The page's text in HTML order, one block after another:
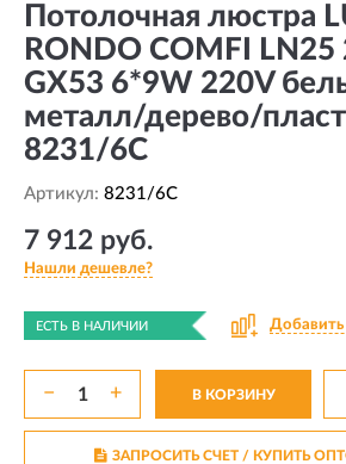
Потолочная люстра
RONDO COMFI LN25
GX53 6*9W 220V
металл/дерево/
8231/6C
Артикул: 8231/6C
7 912 руб.
Нашли дешевле?
ЕСТЬ В НАЛИЧИИ Добавить
− + В КОРЗИНУ
ЗАПРОСИТЬ СЧЕТ / КУПИТЬ